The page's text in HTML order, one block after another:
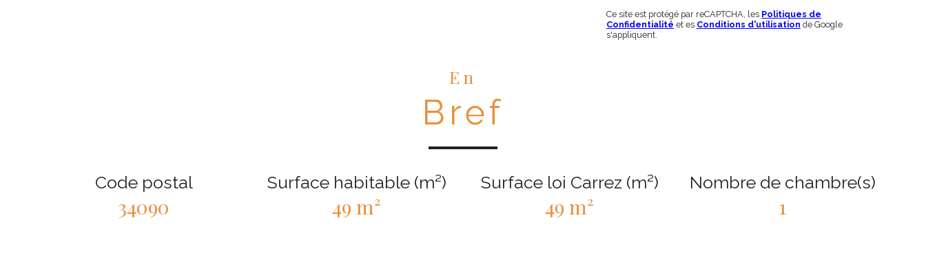
Ce site est protégé par reCAPTCHA, les Politiques de
Confidentialité et es Conditions d'utilisation de Google
s'appliquent.
En
Bref
Code postal
34090
Surface habitable (m²)
49 m²
Surface loi Carrez (m²)
49 m²
Nombre de chambre(s)
1